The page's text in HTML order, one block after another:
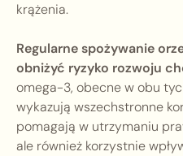
krążenia.
Regularne spożywanie
obniżyć ryzyko rozwoju
omega-3, obecne w obu
wykazują wszechstronne
pomagają w utrzymaniu
ale również korzystnie